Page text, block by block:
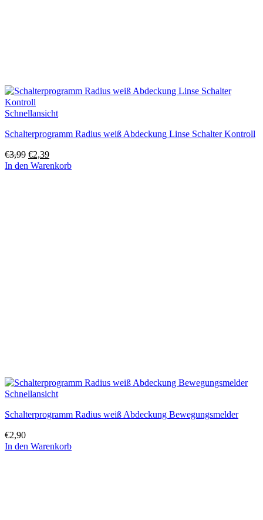
Schnellansicht
Schalterprogramm Radius weiß Abdeckung Linse Schalter Kontroll
€3,99 Ursprünglicher
Preis
€2,39Aktueller
Preis
In den Warenkorb
Schnellansicht
Schalterprogramm Radius weiß Abdeckung Bewegungsmelder
€2,90
In den Warenkorb